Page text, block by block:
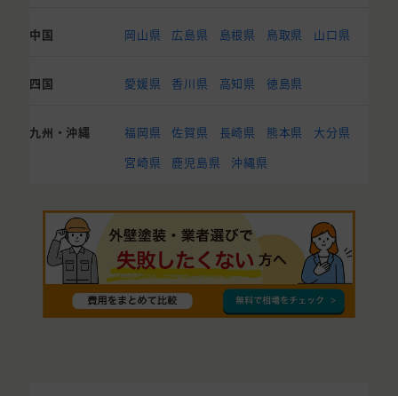
中国 岡山県 広島県 島根県 鳥取県 山口県
四国 愛媛県 香川県 高知県 徳島県
九州・沖縄 福岡県 佐賀県 長崎県 熊本県
大分県
宮崎県
鹿児島県 沖縄県